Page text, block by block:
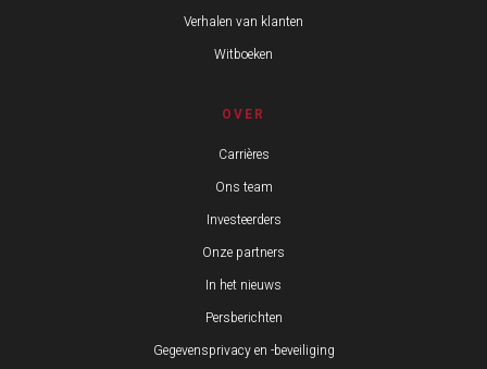
Verhalen van klanten
Witboeken
OVER
Carrières
Ons team
Investeerders
Onze partners
In het nieuws
Persberichten
Gegevensprivacy en -beveiliging